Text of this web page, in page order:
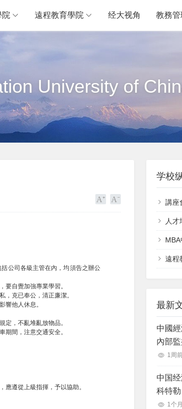
院 遠程教育學院 经大视角 教務管
University of
公司各級主管在內，均須告之辦公
要自覺加強專業學習。
，克已奉公，清正廉潔。
響他人休息。
定，不亂堆亂放物品。
期間，注意交通安全。
應遵從上級指揮，予以協助。
学校
講座
人才
遠程
最新
中國
內部
1周
中国
科特
理解1个